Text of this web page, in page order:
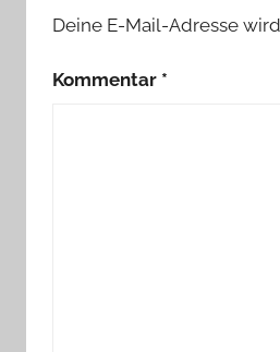
Deine E-Mail-Adresse
Kommentar *